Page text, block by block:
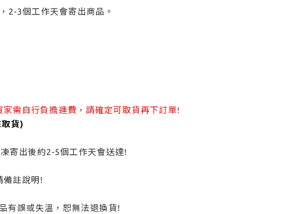
2-3個工作天會寄出商品。
家需自行負擔運費，請確定可取貨再下訂單!
貨)
出後約2-5個工作天會送達!
註說明!
誤或失溫，恕無法退換貨!